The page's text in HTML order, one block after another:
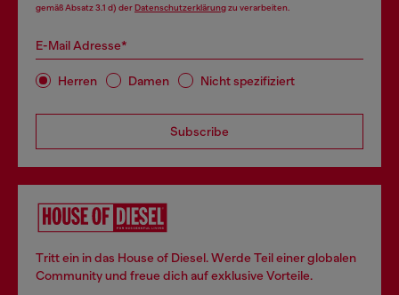
gemäß Absatz 3.1 d) derDatenschutzerklärungzu verarbeiten.
E-Mail Adresse*
Herren Damen Nicht spezifiziert
Subscribe
Tritt ein in das House of Diesel. Werde Teil einer globalen
Community und freue dich auf exklusive Vorteile.